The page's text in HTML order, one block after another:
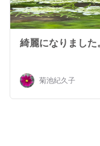
綺麗になりました
菊池紀久子